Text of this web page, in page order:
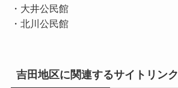
・大井公民館
・北川公民館
吉田地区に関連するサイトリンク